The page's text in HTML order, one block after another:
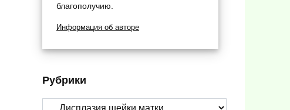
благополучию.
Информация об авторе
Рубрики
Рубрики